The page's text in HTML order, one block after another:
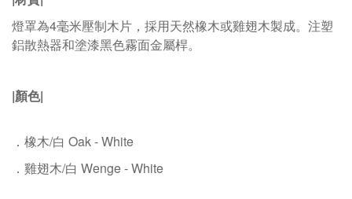
燈罩為4毫米壓制木片，採用天然橡木或雞翅木製成。注塑
鋁散熱器和塗漆黑色霧面金屬桿。
|顏色|
．橡木/白 Oak - White
．雞翅木/白 Wenge - White